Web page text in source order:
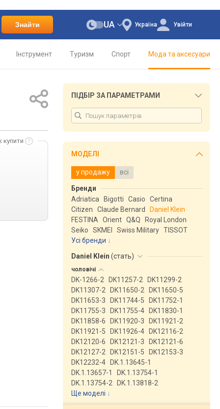
Знайти Україна
UA Увійти
Інструмент Туризм Спорт Мода та аксесуари
купити
ПІДБІР ЗА ПАРАМЕТРАМИ
МОДЕЛІ
у продажу всі
Бренди
Adriatica
Bigotti Casio
Certina
Citizen
Claude Bernard
Daniel Klein
FESTINA
Orient Q&Q
Royal London
Seiko
SKMEI Swiss Military TISSOT
Усі бренди
Daniel Klein (стать)
чоловічі
DK-1266-2 DK11257-2
DK11299-2
DK11307-2
DK11650-2
DK11650-5
DK11653-3
DK11744-5
DK11752-1
DK11755-3
DK11755-4
DK11830-1
DK11858-6
DK11920-3
DK11921-2
DK11921-5
DK11926-4
DK12116-2
DK12120-6
DK12121-3
DK12121-6
DK12127-2
DK12151-5
DK12153-3
DK12232-4
DK.1.13645-1
DK.1.13657-1
DK.1.13754-1
DK.1.13754-2
DK.1.13818-2
Ще моделі ↓